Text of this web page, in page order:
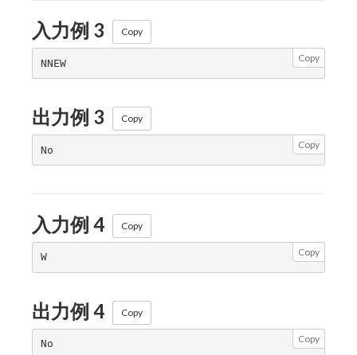
入力例 3 Copy
Copy
NNEW
出力例 3 Copy
Copy
入力例 4 Copy
Copy
W
出力例 4 Copy
Copy